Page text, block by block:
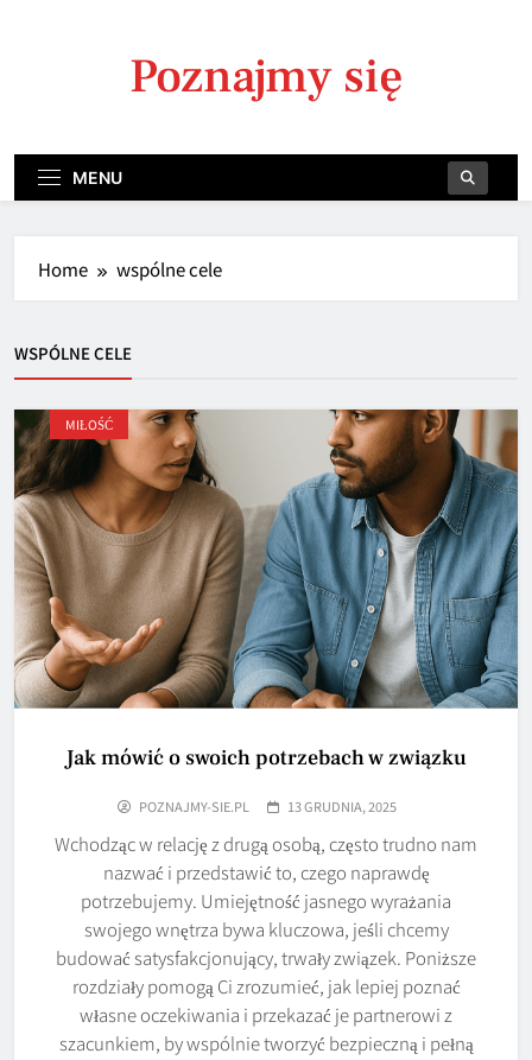
Poznajmy się
MENU
Home wspólne cele
WSPÓLNE CELE
MIŁOŚĆ
Jak mówić o swoich potrzebach w związku
POZNAJMY-SIE.PL 13 GRUDNIA, 2025
Wchodząc w relację z drugą osobą, często trudno nam
nazwać i przedstawić to, czego naprawdę
potrzebujemy. Umiejętność jasnego wyrażania
swojego wnętrza bywa kluczowa, jeśli chcemy
budować satysfakcjonujący, trwały związek. Poniższe
rozdziały pomogą Ci zrozumieć, jak lepiej poznać
własne oczekiwania i przekazać je partnerowi z
szacunkiem, by wspólnie tworzyć bezpieczną i pełną